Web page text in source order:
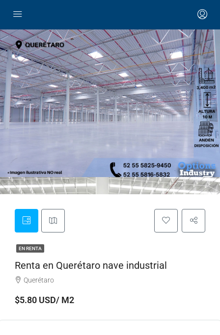
EN RENTA
Renta en Querétaro nave industrial
Querétaro
$5.80 USD/ M2